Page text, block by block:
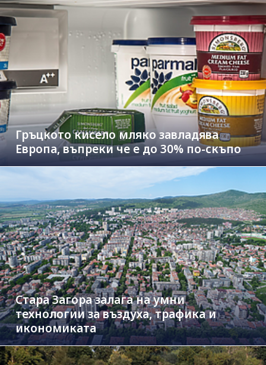
Гръцкото кисело мляко завладява
Европа, въпреки че е до 30% по-скъпо
Стара Загора залага на умни
технологии за въздуха, трафика и
икономиката